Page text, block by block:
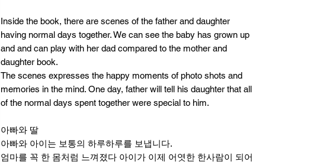
Inside the book, there are scenes of the father and daughter
having normal days together. We can see the baby has grown up
and and can play with her dad compared to the mother and
daughter book.
The scenes expresses the happy moments of photo shots and
memories in the mind. One day, father will tell his daughter that all
of the normal days spent together were special to him.
아빠와 딸
아빠와 아이는 보통의 하루하루를 보냅니다.
엄마를 꼭 한 몸처럼 느껴졌다 아이가 이제 어엿한 한사람이 되어